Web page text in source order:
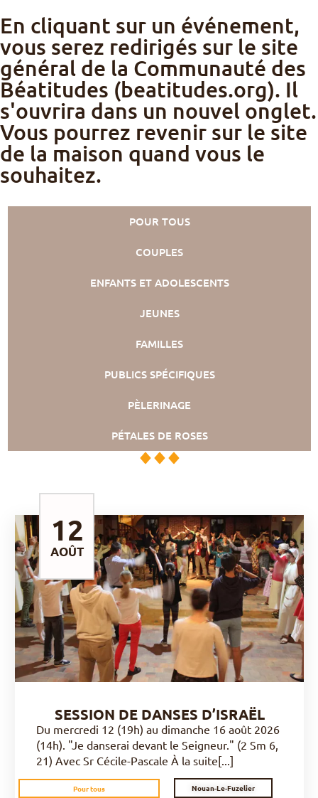
En cliquant sur un événement,
vous serez redirigés sur le site
général de la Communauté des
Béatitudes (beatitudes.org). Il
s'ouvrira dans un nouvel onglet.
Vous pourrez revenir sur le site
de la maison quand vous le
souhaitez.
POUR TOUS
COUPLES
ENFANTS ET ADOLESCENTS
JEUNES
FAMILLES
PUBLICS SPÉCIFIQUES
PÈLERINAGE
PÉTALES DE ROSES
AOÛT
DÉCOUVRIR
SESSION DE DANSES D’ISRAËL
Du mercredi 12 (19h) au dimanche 16 août 2026
(14h). "Je danserai devant le Seigneur." (2 Sm 6,
21) Avec Sr Cécile-Pascale À la suite[...]
Pour tous Nouan-Le-Fuzelier
12